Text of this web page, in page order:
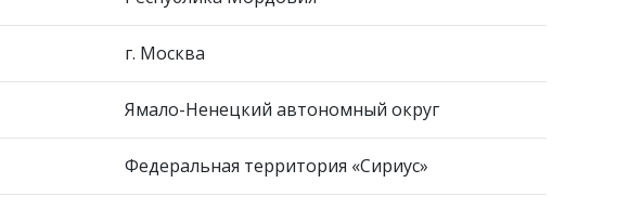
г. Москва
Ямало-Ненецкий автономный округ
Федеральная территория «Сириус»